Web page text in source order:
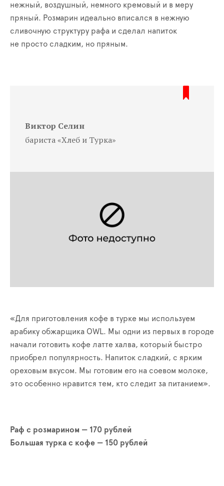
нежный, воздушный, немного кремовый и в меру
пряный. Розмарин идеально вписался в нежную
сливочную структуру рафа и сделал напиток
не просто сладким, но пряным.
Виктор Селин
бариста «Хлеб и Турка»
«Для приготовления кофе в турке мы используем
арабику обжарщика OWL. Мы одни из первых в городе
начали готовить кофе латте халва, который быстро
приобрел популярность. Напиток сладкий, с ярким
ореховым вкусом. Мы готовим его на соевом молоке,
это особенно нравится тем, кто следит за питанием».
Раф с розмарином — 170 рублей
Большая турка с кофе — 150 рублей